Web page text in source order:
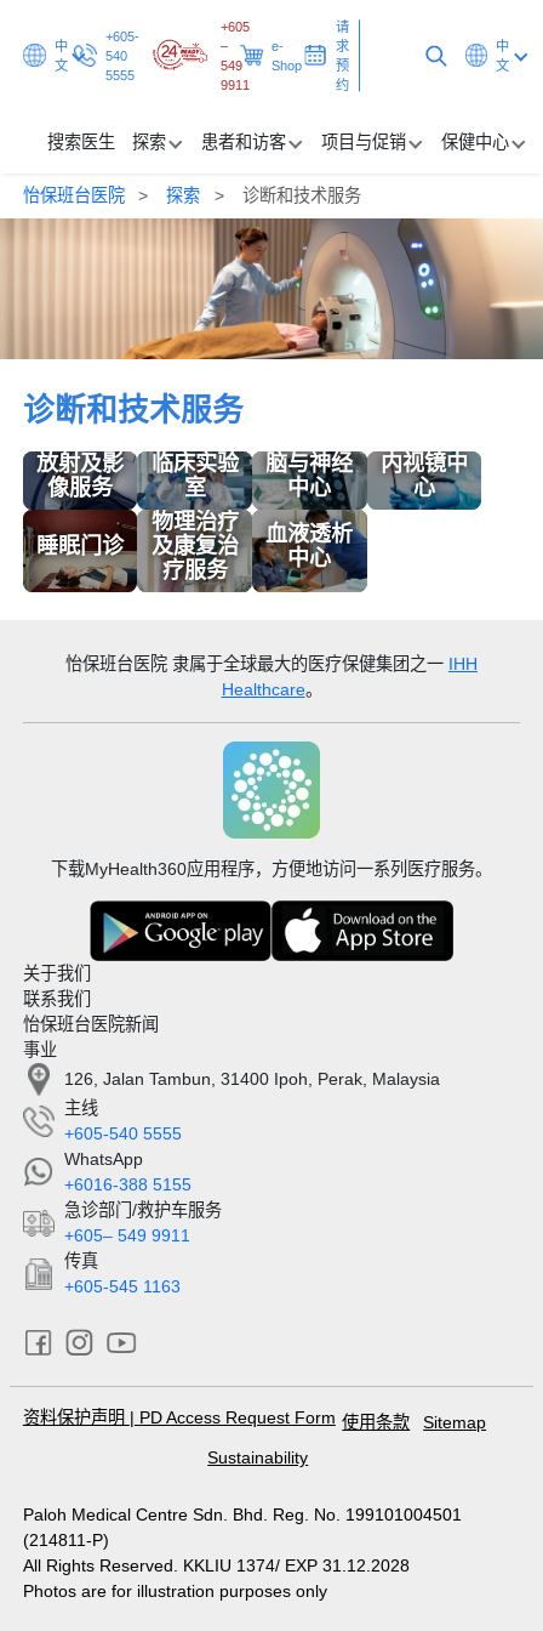
中
文
+605-
540
5555
+605
–
549
9911
e-
Shop
请
求
预
约
中
文
搜索医生 探索 患者和访客 项目与促销 保健中心
保健中心
请求预约
怡保班台医院 探索 诊断和技术服务
诊断和技术服务
放射及影
像服务
临床实验
室
脑与神经
中心
内视镜中
心
睡眠门诊
物理治疗
及康复治
疗服务
血液透析
中心
怡保班台医院 隶属于全球最大的医疗保健集团之一 IHH
Healthcare。
下载MyHealth360应用程序，方便地访问一系列医疗服务。
关于我们
联系我们
怡保班台医院新闻
事业
126, Jalan Tambun, 31400 Ipoh, Perak, Malaysia
主线
+605-540 5555
WhatsApp
+6016-388 5155
急诊部门/救护车服务
+605– 549 9911
传真
+605-545 1163
资料保护声明 | PD Access Request Form 使用条款
Sitemap
Sustainability
Paloh Medical Centre Sdn. Bhd. Reg. No. 199101004501
(214811-P)
All Rights Reserved. KKLIU 1374/ EXP 31.12.2028
Photos are for illustration purposes only